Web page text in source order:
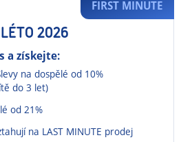
2026
a získejte:
na dospělé od 10%
do 3 let)
od 21%
na LAST MINUTE prodej
FIRST MINUTE